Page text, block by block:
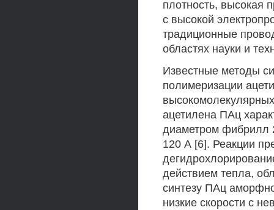
плотность, высокая
с высокой
традиционные
областях науки и
Известные методы
полимеризации
ацетилена ПАц
диаметром фибрилл
120 А [6]. Реакции
действием тепла,
синтезу ПАц
низкие скорости с